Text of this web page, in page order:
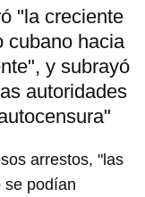
"la creciente
cubano hacia
y subrayó
autoridades
arrestos, "las
se podían